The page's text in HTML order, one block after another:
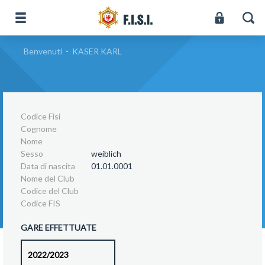
Benvenuti - KASER KARL
Codice Fisi
Cognome
Nome
Sesso
weiblich
Data di nascita
01.01.0001
Nome del Club
Codice del Club
Codice FIS
GARE EFFETTUATE